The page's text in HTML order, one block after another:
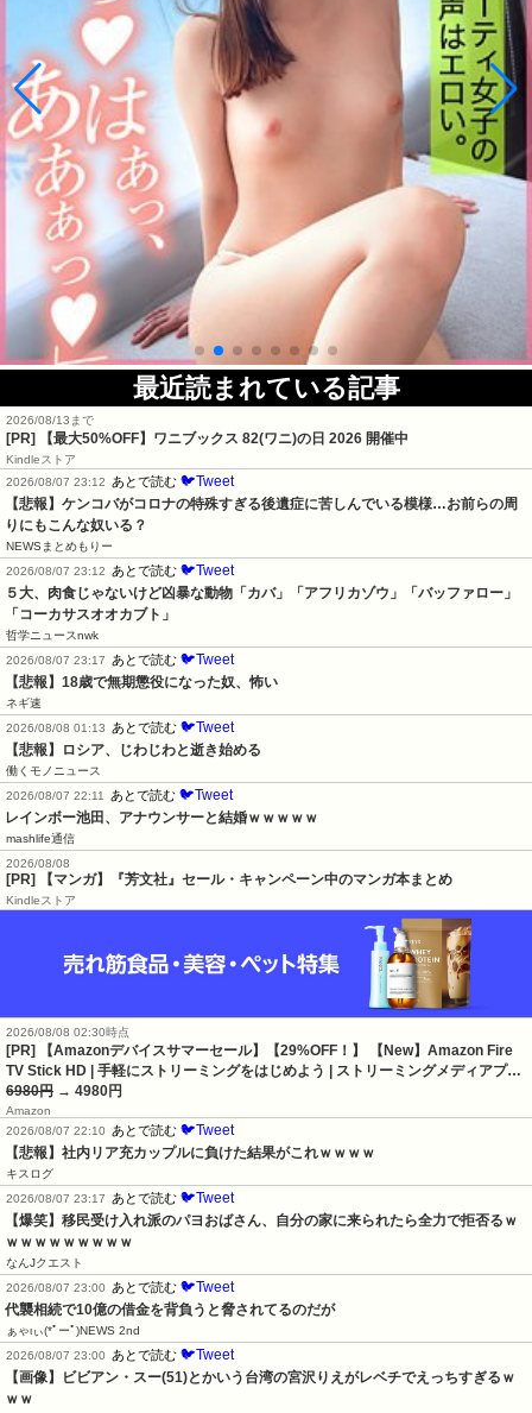
最近読まれている記事
2026/08/13まで
[PR] 【最大50%OFF】ワニブックス 82(ワニ)の日 2026 開催中
Kindleストア
2026/08/07 23:12
あとで読む 🐦Tweet
【悲報】ケンコバがコロナの特殊すぎる後遺症に苦しんでいる模様…お前らの周
りにもこんな奴いる？
NEWSまとめもりー
2026/08/07 23:12
あとで読む 🐦Tweet
５大、肉食じゃないけど凶暴な動物「カバ」「アフリカゾウ」「バッファロー」
「コーカサスオオカブト」
哲学ニュースnwk
2026/08/07 23:17
あとで読む 🐦Tweet
【悲報】18歳で無期懲役になった奴、怖い
ネギ速
2026/08/08 01:13
あとで読む 🐦Tweet
【悲報】ロシア、じわじわと逝き始める
働くモノニュース
2026/08/07 22:11
あとで読む 🐦Tweet
レインボー池田、アナウンサーと結婚ｗｗｗｗｗ
mashlife通信
2026/08/08
[PR] 【マンガ】『芳文社』セール・キャンペーン中のマンガ本まとめ
Kindleストア
2026/08/08 02:30時点
[PR] 【Amazonデバイスサマーセール】【29%OFF！】 【New】Amazon Fire
TV Stick HD | 手軽にストリーミングをはじめよう | ストリーミングメディアプ…
6980円 → 4980円
Amazon
2026/08/07 22:10
あとで読む 🐦Tweet
【悲報】社内リア充カップルに負けた結果がこれｗｗｗｗ
キスログ
2026/08/07 23:17
あとで読む 🐦Tweet
【爆笑】移民受け入れ派のパヨおばさん、自分の家に来られたら全力で拒否るｗ
ｗｗｗｗｗｗｗｗｗ
なんJクエスト
2026/08/07 23:00
あとで読む 🐦Tweet
代襲相続で10億の借金を背負うと脅されてるのだが
ぁゃιぃ(*ﾟーﾟ)NEWS 2nd
2026/08/07 23:00
あとで読む 🐦Tweet
【画像】ビビアン・スー(51)とかいう台湾の宮沢りえがレベチでえっちすぎるｗ
ｗｗ